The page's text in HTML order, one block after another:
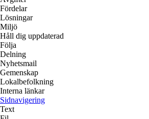
Fördelar
Lösningar
Miljö
Håll dig uppdaterad
Följa
Delning
Nyhetsmail
Gemenskap
Lokalbefolkning
Interna länkar
Sidnavigering
Text